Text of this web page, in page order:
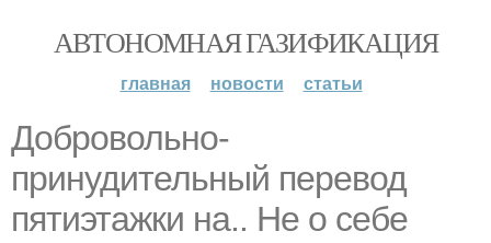
АВТОНОМНАЯ ГАЗИФИКАЦИЯ
главная новости статьи
Добровольно-
принудительный перевод
пятиэтажки на.. Не о себе